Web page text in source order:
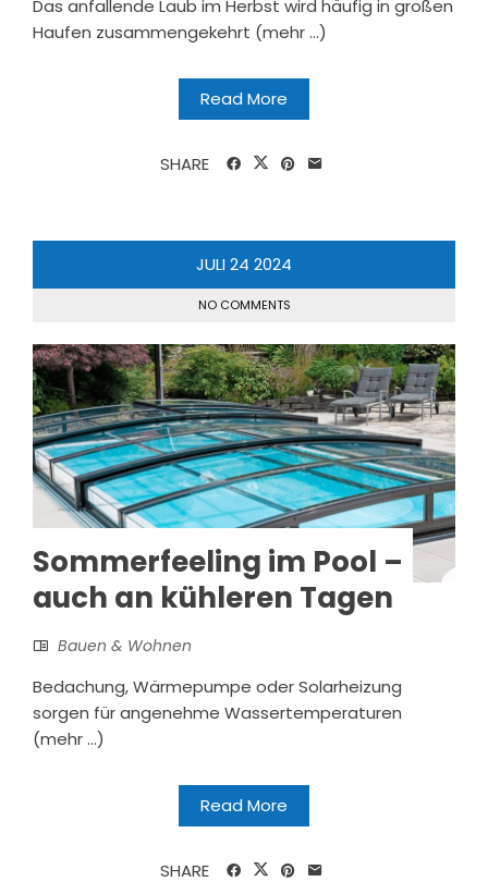
Das anfallende Laub im Herbst wird häufig in großen
Haufen zusammengekehrt (mehr …)
Read More
SHARE
JULI24 2024
NO COMMENTS
Sommerfeeling im Pool –
auch an kühleren Tagen
Bauen & Wohnen
Bedachung, Wärmepumpe oder Solarheizung
sorgen für angenehme Wassertemperaturen
(mehr …)
Read More
SHARE